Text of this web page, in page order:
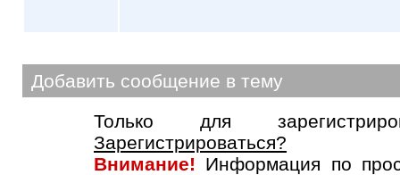
Добавить сообщение в тему
Только для
Зарегистрироваться?
Внимание! Информация по